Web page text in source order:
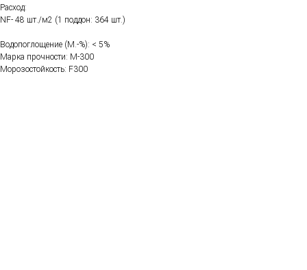
Расход:
NF- 48 шт./м2 (1 поддон: 364 шт.)
Водопоглощение (M.-%): < 5%
Марка прочности: М-300
Морозостойкость: F300